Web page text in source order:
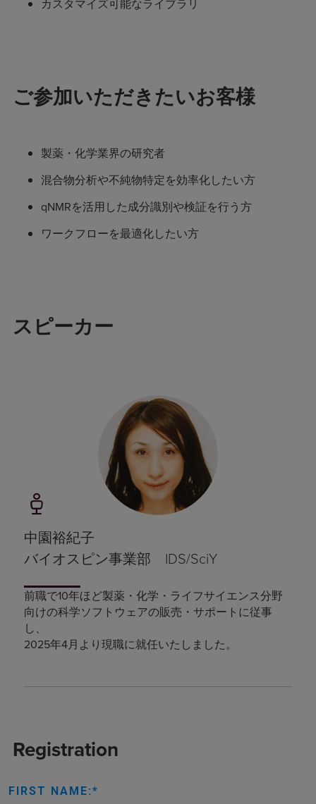
カスタマイズ可能なライブラリ
ご参加いただきたいお客様
製薬・化学業界の研究者
混合物分析や不純物特定を効率化したい方
qNMRを活用した成分識別や検証を行う方
ワークフローを最適化したい方
スピーカー
中園裕紀子
バイオスピン事業部 IDS/SciY
前職で10年ほど製薬・化学・ライフサイエンス分野
向けの科学ソフトウェアの販売・サポートに従事
し、
2025年4月より現職に就任いたしました。
Registration
FIRST NAME: